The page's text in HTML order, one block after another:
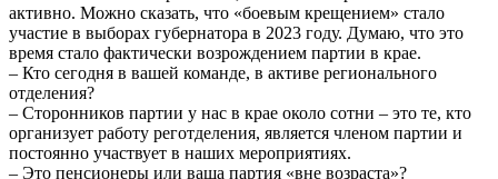
активно. Можно сказать, что «боевым крещением» стало
участие в выборах губернатора в 2023 году. Думаю, что это
время стало фактически возрождением партии в крае.
– Кто сегодня в вашей команде, в активе регионального
отделения?
– Сторонников партии у нас в крае около сотни – это те, кто
организует работу реготделения, является членом партии и
постоянно участвует в наших мероприятиях.
– Это пенсионеры или ваша партия «вне возраста»?